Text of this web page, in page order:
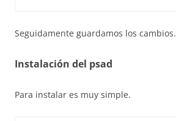
Seguidamente guardamos los cambios.
Instalación del psad
Para instalar es muy simple.